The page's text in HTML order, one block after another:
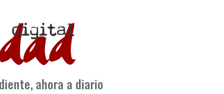
ahora a diario